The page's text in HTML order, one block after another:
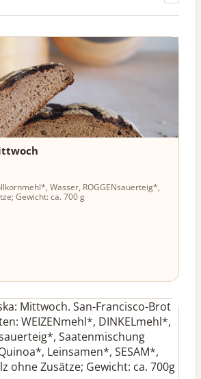
Wasser, ROGGENsauerteig*,
Gewicht: ca. 700 g